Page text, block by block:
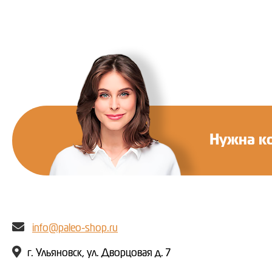
Нужна
info@paleo-shop.ru
г. Ульяновск, ул. Дворцовая д. 7